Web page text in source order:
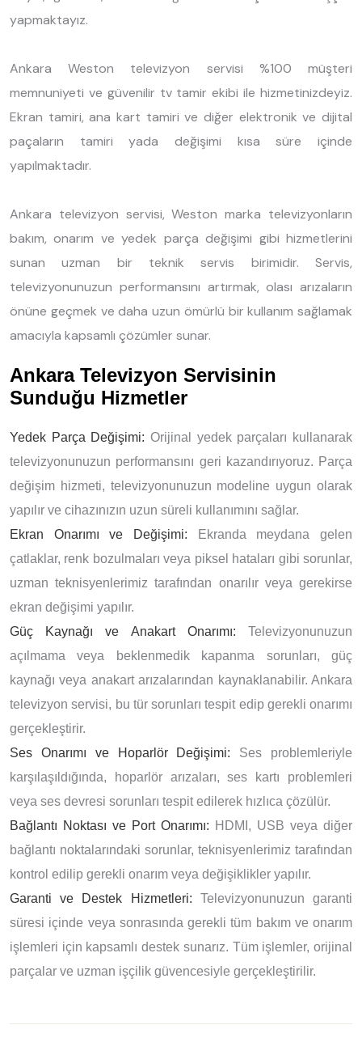
yapmaktayız.
Ankara Weston televizyon servisi %100 müşteri
memnuniyeti ve güvenilir tv tamir ekibi ile hizmetinizdeyiz.
Ekran tamiri, ana kart tamiri ve diğer elektronik ve dijital
paçaların tamiri yada değişimi kısa süre içinde
yapılmaktadır.
Ankara televizyon servisi, Weston marka televizyonların
bakım, onarım ve yedek parça değişimi gibi hizmetlerini
sunan uzman bir teknik servis birimidir. Servis,
televizyonunuzun performansını artırmak, olası arızaların
önüne geçmek ve daha uzun ömürlü bir kullanım sağlamak
amacıyla kapsamlı çözümler sunar.
Ankara Televizyon Servisinin
Sunduğu Hizmetler
Yedek Parça Değişimi: Orijinal yedek parçaları kullanarak
televizyonunuzun performansını geri kazandırıyoruz. Parça
değişim hizmeti, televizyonunuzun modeline uygun olarak
yapılır ve cihazınızın uzun süreli kullanımını sağlar.
Ekran Onarımı ve Değişimi: Ekranda meydana gelen
çatlaklar, renk bozulmaları veya piksel hataları gibi sorunlar,
uzman teknisyenlerimiz tarafından onarılır veya gerekirse
ekran değişimi yapılır.
Güç Kaynağı ve Anakart Onarımı: Televizyonunuzun
açılmama veya beklenmedik kapanma sorunları, güç
kaynağı veya anakart arızalarından kaynaklanabilir. Ankara
televizyon servisi, bu tür sorunları tespit edip gerekli onarımı
gerçekleştirir.
Ses Onarımı ve Hoparlör Değişimi: Ses problemleriyle
karşılaşıldığında, hoparlör arızaları, ses kartı problemleri
veya ses devresi sorunları tespit edilerek hızlıca çözülür.
Bağlantı Noktası ve Port Onarımı: HDMI, USB veya diğer
bağlantı noktalarındaki sorunlar, teknisyenlerimiz tarafından
kontrol edilip gerekli onarım veya değişiklikler yapılır.
Garanti ve Destek Hizmetleri: Televizyonunuzun garanti
süresi içinde veya sonrasında gerekli tüm bakım ve onarım
işlemleri için kapsamlı destek sunarız. Tüm işlemler, orijinal
parçalar ve uzman işçilik güvencesiyle gerçekleştirilir.